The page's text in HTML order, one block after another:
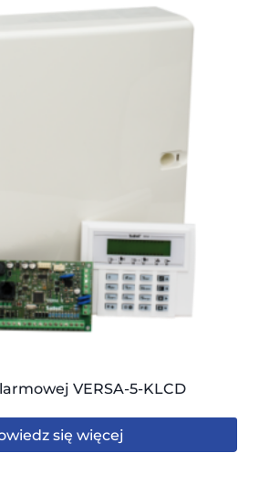
VERSA-5-KLCD
się więcej